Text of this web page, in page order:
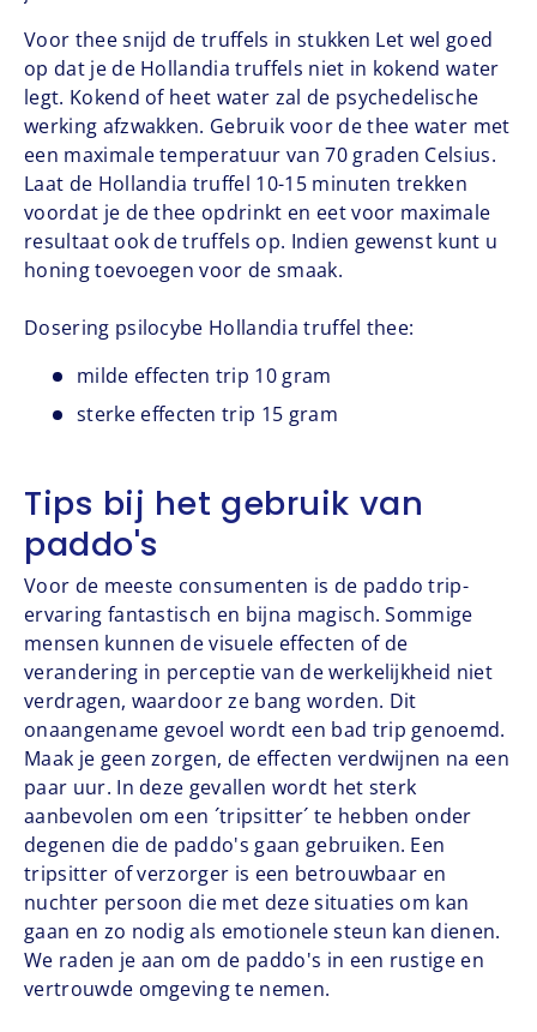
Voor thee snijd de truffels in stukken Let wel goed
op dat je de Hollandia truffels niet in kokend water
legt. Kokend of heet water zal de psychedelische
werking afzwakken. Gebruik voor de thee water met
een maximale temperatuur van 70 graden Celsius.
Laat de Hollandia truffel 10-15 minuten trekken
voordat je de thee opdrinkt en eet voor maximale
resultaat ook de truffels op. Indien gewenst kunt u
honing toevoegen voor de smaak.
Dosering psilocybe Hollandia truffel thee:
milde effecten trip 10 gram
sterke effecten trip 15 gram
Tips bij het gebruik van
paddo's
Voor de meeste consumenten is de paddo trip-
ervaring fantastisch en bijna magisch. Sommige
mensen kunnen de visuele effecten of de
verandering in perceptie van de werkelijkheid niet
verdragen, waardoor ze bang worden. Dit
onaangename gevoel wordt een bad trip genoemd.
Maak je geen zorgen, de effecten verdwijnen na een
paar uur. In deze gevallen wordt het sterk
aanbevolen om een ​​´tripsitter´ te hebben onder
degenen die de paddo's gaan gebruiken. Een
tripsitter of verzorger is een betrouwbaar en
nuchter persoon die met deze situaties om kan
gaan en zo nodig als emotionele steun kan dienen.
We raden je aan om de paddo's in een rustige en
vertrouwde omgeving te nemen.